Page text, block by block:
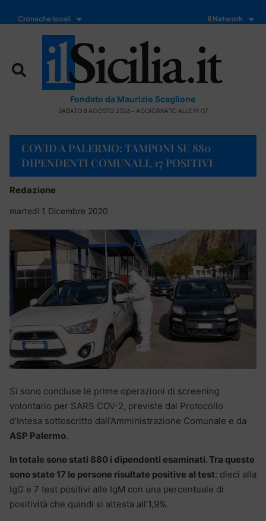
Cronache locali Il Network
Fondato da Maurizio Scaglione
SABATO 8 AGOSTO 2026 - AGGIORNATO ALLE 19:07
COVID A PALERMO: TAMPONI SU 880
DIPENDENTI COMUNALI, 17 POSITIVI
Redazione
martedì 1 Dicembre 2020
Si sono concluse le prime operazioni di screening
volontario per SARS COV-2, previste dal Protocollo
d’Intesa sottoscritto dall’Amministrazione Comunale e da
ASP Palermo.
In totale sono stati 880 i dipendenti esaminati. Tra queste
sono state 17 le persone risultate positive al test: dieci alla
IgG e 7 test positivi alle IgM con una percentuale di
positività che quindi si attesta all’1,9%.